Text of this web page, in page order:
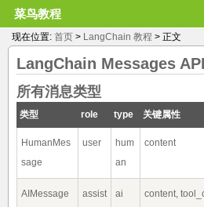
菜鸟教程
现在位置: 首页 > LangChain 教程 > 正文
LangChain Messages API
所有消息类型
类型 role type 关键属性
HumanMes
sage
user
hum
an
content
AIMessage
assist
ai
content,